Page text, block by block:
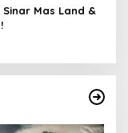
Mas Land &